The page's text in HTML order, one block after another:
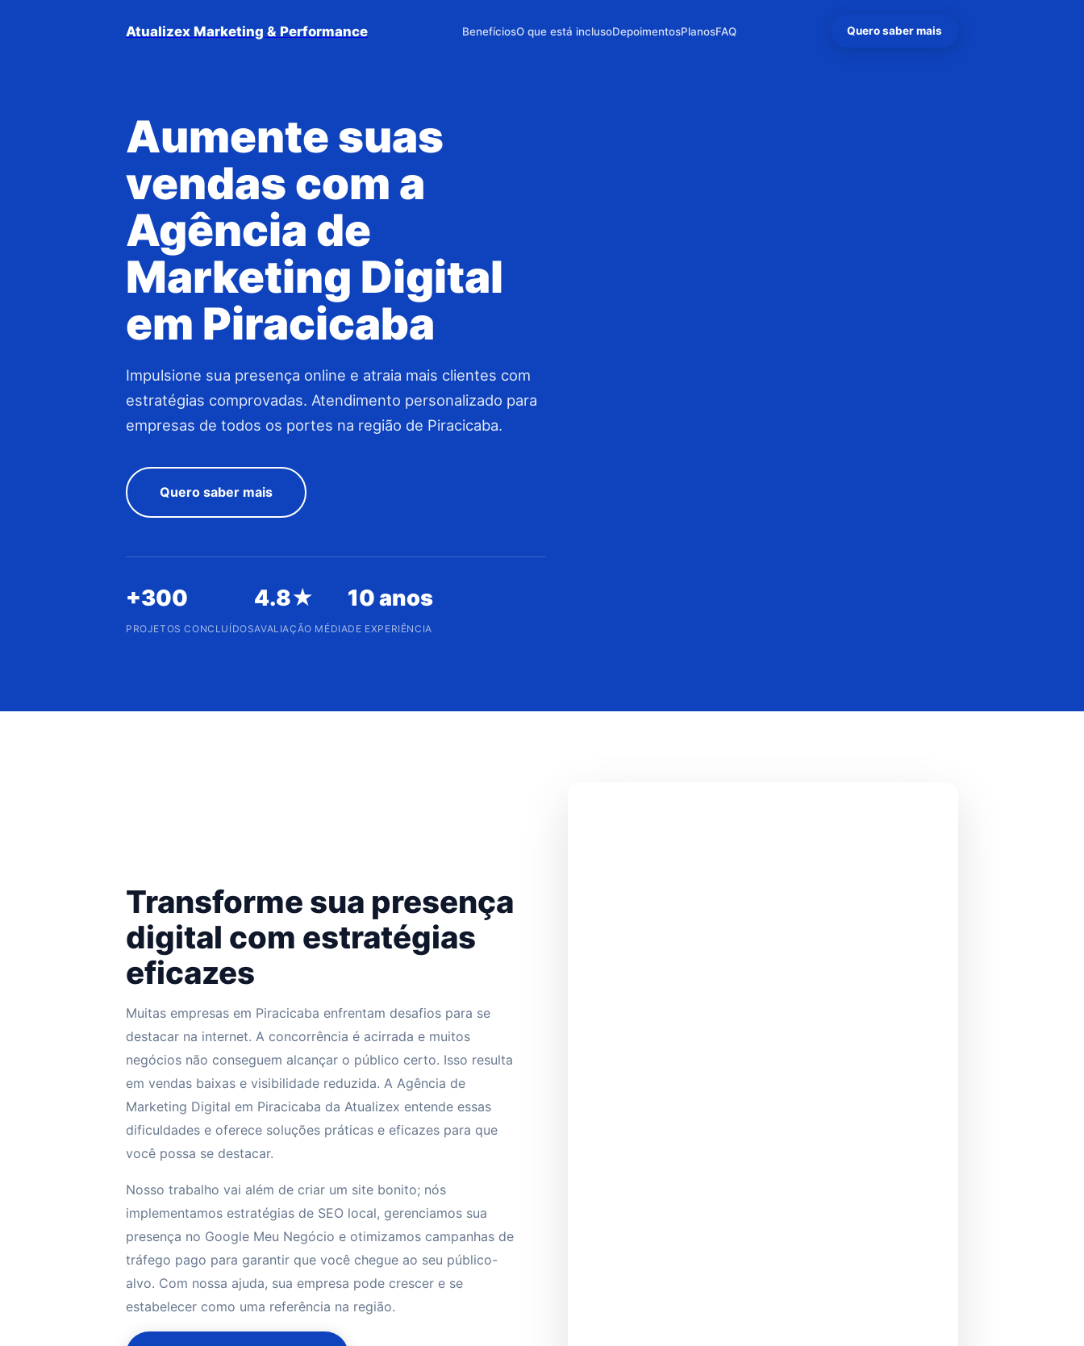
Atualizex Marketing & Performance BenefíciosO que está inclusoDepoimentosPlanosFAQ Quero saber mais
Aumente suas
vendas com a
Agência de
Marketing Digital
em Piracicaba
Impulsione sua presença online e atraia mais clientes com
estratégias comprovadas. Atendimento personalizado para
empresas de todos os portes na região de Piracicaba.
Quero saber mais
+300
PROJETOS CONCLUÍDOS
4.8★
AVALIAÇÃO MÉDIA
10 anos
DE EXPERIÊNCIA
Transforme sua presença
digital com estratégias
eficazes
Muitas empresas em Piracicaba enfrentam desafios para se
destacar na internet. A concorrência é acirrada e muitos
negócios não conseguem alcançar o público certo. Isso resulta
em vendas baixas e visibilidade reduzida. A Agência de
Marketing Digital em Piracicaba da Atualizex entende essas
dificuldades e oferece soluções práticas e eficazes para que
você possa se destacar.
Nosso trabalho vai além de criar um site bonito; nós
implementamos estratégias de SEO local, gerenciamos sua
presença no Google Meu Negócio e otimizamos campanhas de
tráfego pago para garantir que você chegue ao seu público-
alvo. Com nossa ajuda, sua empresa pode crescer e se
estabelecer como uma referência na região.